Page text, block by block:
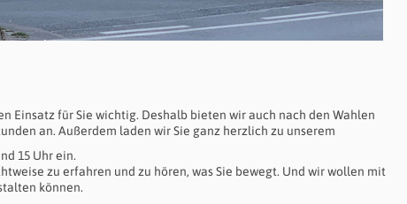
Einsatz für Sie wichtig. Deshalb bieten wir auch nach den Wahlen
an. Außerdem laden wir Sie ganz herzlich zu unserem
15 Uhr ein.
zu erfahren und zu hören, was Sie bewegt. Und wir wollen mit
können.